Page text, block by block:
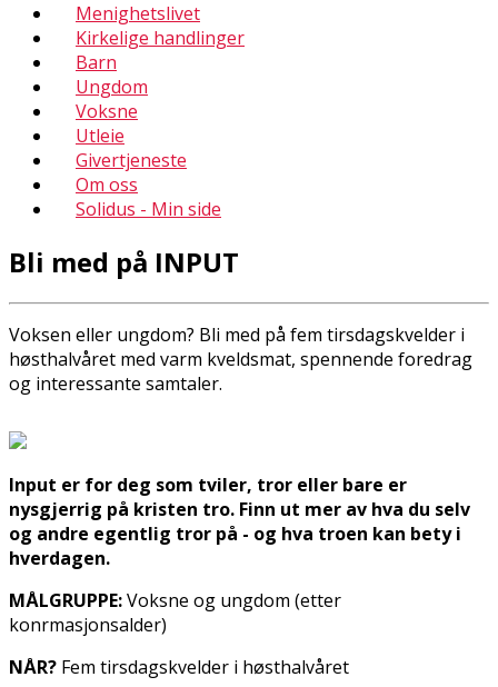
Menighetslivet
Kirkelige handlinger
Barn
Ungdom
Voksne
Utleie
Givertjeneste
Om oss
Solidus - Min side
Bli med på INPUT
Voksen eller ungdom? Bli med på fem tirsdagskvelder i
høsthalvåret med varm kveldsmat, spennende foredrag
og interessante samtaler.
Input er for deg som tviler, tror eller bare er
nysgjerrig på kristen tro. Finn ut mer av hva du selv
og andre egentlig tror på - og hva troen kan bety i
hverdagen.
MÅLGRUPPE:Voksne og ungdom (etter
konfirmasjonsalder)
NÅR? Fem tirsdagskvelder i høsthalvåret